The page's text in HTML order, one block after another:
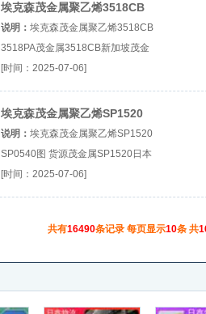
埃克森茂金属聚乙烯3518CB
3518PA
说明： 埃克森茂金属聚乙烯3518CB
3518PA茂金属3518CB新加坡茂金
属3518PA图片参数厂（...『茂金属
3518CB』
[时间：2025-07-06]
埃克森茂金属聚乙烯SP1520
SP0540图 货源
说明： 埃克森茂金属聚乙烯SP1520
SP0540图 货源茂金属SP1520日本
三井茂金属SP0450图片参数厂（...
『茂金属SP1520』
[时间：2025-07-06]
共有16490条记录 每页显示10条 共